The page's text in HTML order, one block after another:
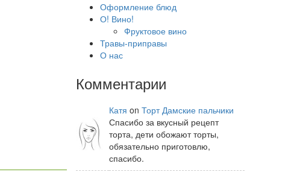
Оформление блюд
О! Вино!
Фруктовое вино
Травы-приправы
О нас
Комментарии
Катя on Торт Дамские пальчики
Спасибо за вкусный рецепт
торта, дети обожают торты,
обязательно приготовлю,
спасибо.